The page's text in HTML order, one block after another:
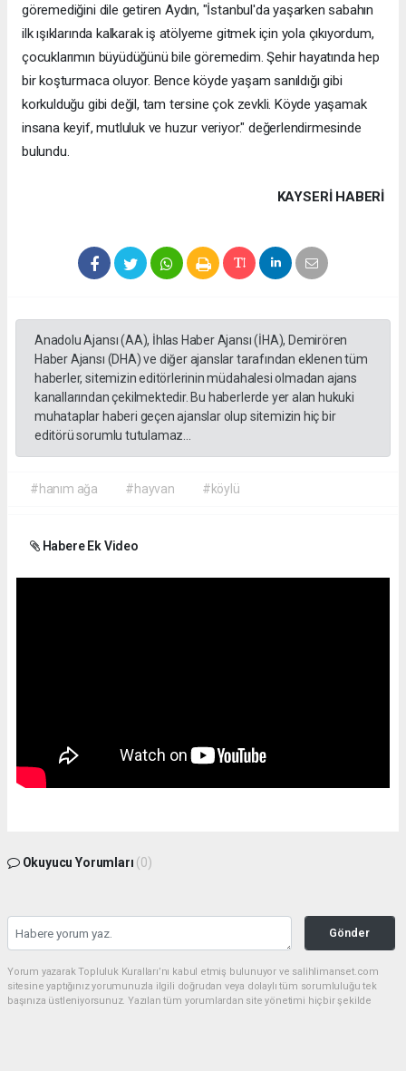
göremediğini dile getiren Aydın, "İstanbul'da yaşarken sabahın
ilk ışıklarında kalkarak iş atölyeme gitmek için yola çıkıyordum,
çocuklarımın büyüdüğünü bile göremedim. Şehir hayatında hep
bir koşturmaca oluyor. Bence köyde yaşam sanıldığı gibi
korkulduğu gibi değil, tam tersine çok zevkli. Köyde yaşamak
insana keyif, mutluluk ve huzur veriyor." değerlendirmesinde
bulundu.
KAYSERI HABERİ
Anadolu Ajansı (AA), İhlas Haber Ajansı (İHA), Demirören
Haber Ajansı (DHA) ve diğer ajanslar tarafından eklenen tüm
haberler, sitemizin editörlerinin müdahalesi olmadan ajans
kanallarından çekilmektedir. Bu haberlerde yer alan hukuki
muhataplar haberi geçen ajanslar olup sitemizin hiç bir
editörü sorumlu tutulamaz...
#hanım ağa #hayvan #köylü
Habere Ek Video
Okuyucu Yorumları (0)
Gönder
Yorum yazarak Topluluk Kuralları’nı kabul etmiş bulunuyor ve salihlimanset.com
sitesine yaptığınız yorumunuzla ilgili doğrudan veya dolaylı tüm sorumluluğu tek
başınıza üstleniyorsunuz. Yazılan tüm yorumlardan site yönetimi hiçbir şekilde